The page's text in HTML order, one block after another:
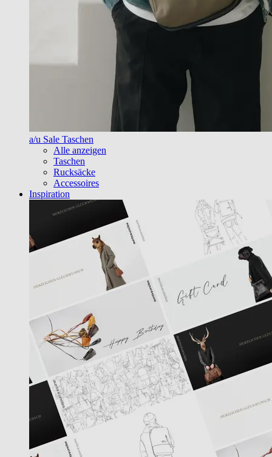
a/u Sale Taschen
Alle anzeigen
Taschen
Rucksäcke
Accessoires
Inspiration